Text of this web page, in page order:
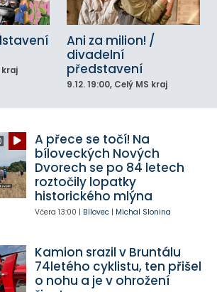
kraj
Ani za milion! /
divadelní
představení
9.12. 19:00, Celý MS kraj
A přece se točí! Na
bíloveckých Nových
Dvorech se po 84 letech
roztočily lopatky
historického mlýna
Včera 13:00 | Bílovec| Michal Slonina
Kamion srazil v Bruntálu
74letého cyklistu, ten přišel
o nohu a je v ohrožení